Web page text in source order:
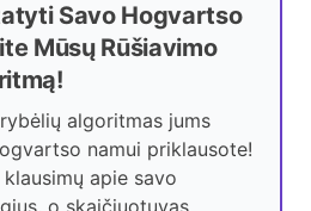
Savo Hogvartso
Mūsų Rūšiavimo
algoritmas jums
namui priklausote!
apie savo